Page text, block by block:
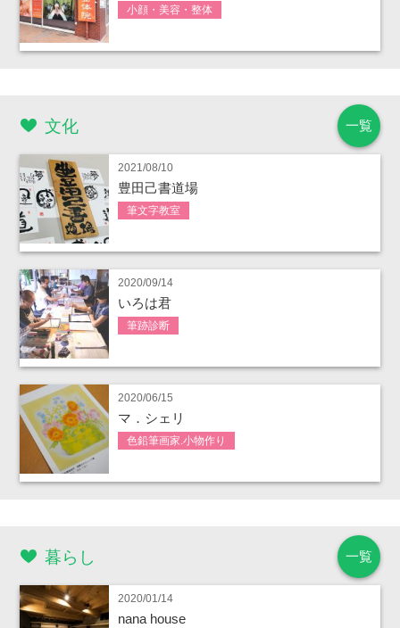
小顔・美容・整体
一覧
文化
2021/08/10
豊田己書道場
筆文字教室
2020/09/14
いろは君
筆跡診断
2020/06/15
マ．シェリ
色鉛筆画家.小物作り
一覧
暮らし
2020/01/14
nana house